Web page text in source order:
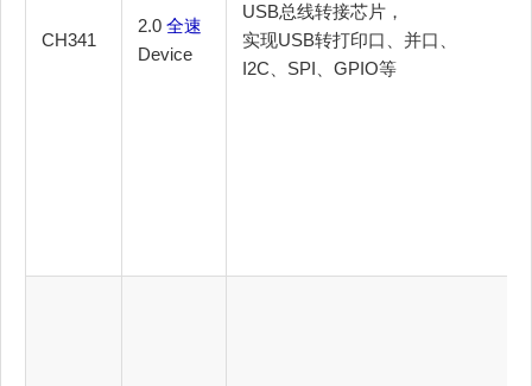
CH341
2.0 全速
Device
USB总线转接芯片，
实现USB转打印口、并口、
I2C、SPI、GPIO等